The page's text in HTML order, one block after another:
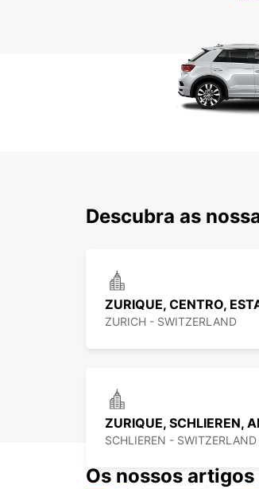
Descubra as
ZURICH - SWITZERLAND
ZURIQUE, SCHLIEREN,
SCHLIEREN - SWITZERLAND
Os nossos